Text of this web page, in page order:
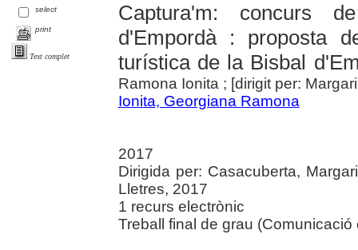
select
print
Text complet
Captura'm: concurs
d'Empordà : proposta
turística de la Bisbal
Ramona Ionita ; [dirigit per:
Ionita, Georgiana Ramona
2017
Dirigida per: Casacuberta,
Lletres, 2017
1 recurs electrònic
Treball final de grau (Comunicació